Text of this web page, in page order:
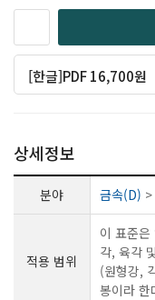
[한글]PDF 16,700원
상세정보
분야 금속(D) >
적용 범위
이 표준
각, 육각
(원형강,
봉이라 한